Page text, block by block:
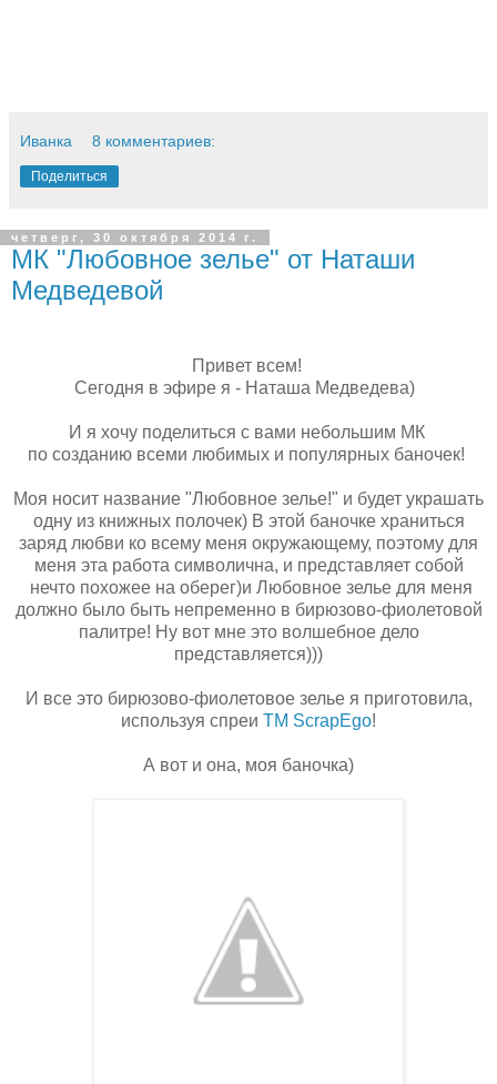
Иванка 8 комментариев:
Поделиться
четверг, 30 октября 2014 г.
МК "Любовное зелье" от Наташи
Медведевой
Привет всем!
Сегодня в эфире я - Наташа Медведева)
И я хочу поделиться с вами небольшим МК
по созданию всеми любимых и популярных баночек!
Моя носит название "Любовное зелье!" и будет украшать
одну из книжных полочек) В этой баночке храниться
заряд любви ко всему меня окружающему, поэтому для
меня эта работа символична, и представляет собой
нечто похожее на оберег)и Любовное зелье для меня
должно было быть непременно в бирюзово-фиолетовой
палитре! Ну вот мне это волшебное дело
представляется)))
И все это бирюзово-фиолетовое зелье я приготовила,
используя спреи ТМ ScrapEgo!
А вот и она, моя баночка)